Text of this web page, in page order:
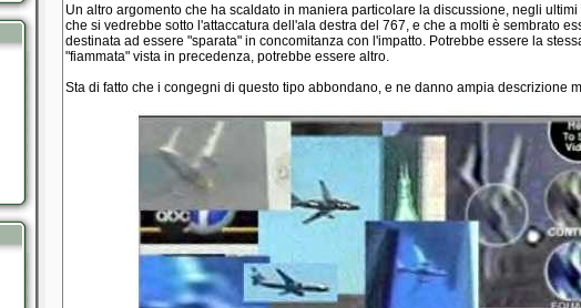
Un altro argomento che ha scaldato in maniera particolare la discussione, negli
che si vedrebbe sotto l'attaccatura dell'ala destra del 767, e che a molti è sembrato
destinata ad essere "sparata" in concomitanza con l'impatto. Potrebbe essere la
"fiammata" vista in precedenza, potrebbe essere altro.
Sta di fatto che i congegni di questo tipo abbondano, e ne danno ampia descrizione